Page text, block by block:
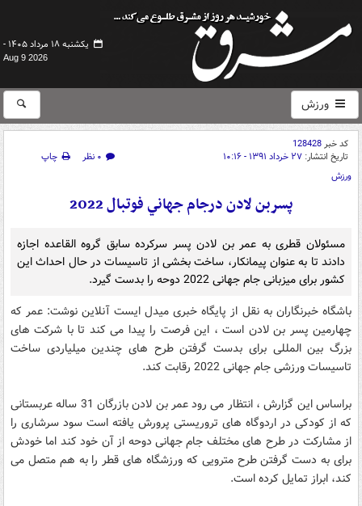
یکشنبه ۱۸ مرداد ۱۴۰۵ -
Aug 9 2026
ورزش
کد خبر128428
تاریخ انتشار: ۲۷ خرداد ۱۳۹۱ - ۱۰:۱۶ ۰ نظر
چاپ
ورزش
پسربن لادن درجام جهاني فوتبال 2022
مسئولان قطری به عمر بن لادن پسر سرکرده سابق گروه القاعده اجازه
دادند تا به عنوان پیمانکار، ساخت بخشی از تاسیسات در حال احداث این
کشور برای میزبانی جام جهانی 2022 دوحه را بدست گیرد.
باشگاه خبرنگاران به نقل از پایگاه خبری میدل ایست آنلاین نوشت: عمر که
چهارمین پسر بن لادن است ، این فرصت را پیدا می کند تا با شرکت های
بزرگ بین المللی برای بدست گرفتن طرح های چندین میلیاردی ساخت
تاسیسات ورزشی جام جهانی 2022 رقابت کند.
براساس این گزارش ، انتظار می رود عمر بن لادن بازرگان 31 ساله عربستانی
که از کودکی در اردوگاه های تروریستی پرورش یافته است سود سرشاری را
از مشارکت در طرح های مختلف جام جهانی دوحه از آن خود کند اما خودش
برای به دست گرفتن طرح مترویی که ورزشگاه های قطر را به هم متصل می
کند، ابراز تمایل کرده است.